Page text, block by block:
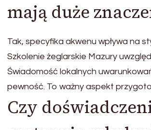
mają duże
Tak, specyfika akwenu wpływa na
Szkolenie żeglarskie Mazury
Świadomość lokalnych
pewność. To ważny aspekt
Czy